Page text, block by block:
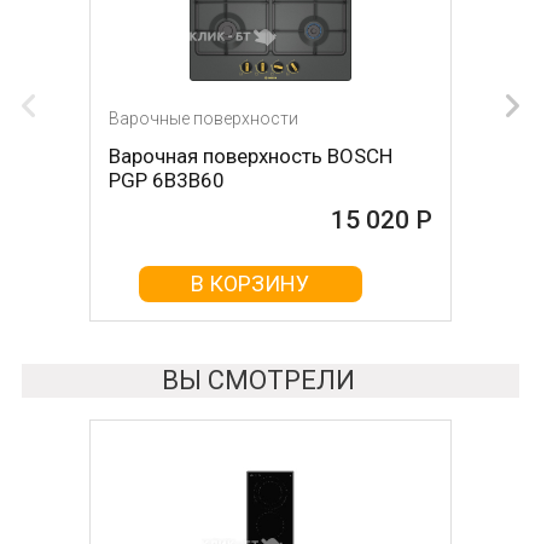
Варочные поверхности
Варочная поверхность BOSCH
PGP 6B3B60
15 020 Р
В КОРЗИНУ
Варочные поверхности
Варочная поверхность OASIS P-
MNRT (B)
15 026 Р
В КОРЗИНУ
ВЫ СМОТРЕЛИ